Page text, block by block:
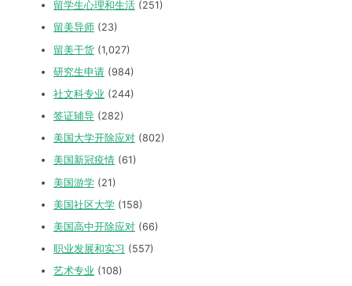
留学生心理和生活 (251)
留美导师 (23)
留美干货 (1,027)
研究生申请 (984)
社文科专业 (244)
签证辅导 (282)
美国大学开除应对 (802)
美国新冠疫情 (61)
美国游学 (21)
美国社区大学 (158)
美国高中开除应对 (66)
职业发展和实习 (557)
艺术专业 (108)